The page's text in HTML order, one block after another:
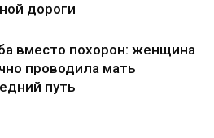
дороги
вместо похорон: женщина
проводила мать
путь